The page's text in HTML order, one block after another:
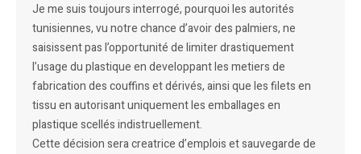
Je me suis toujours interrogé, pourquoi les autorités
tunisiennes, vu notre chance d’avoir des palmiers, ne
saisissent pas l’opportunité de limiter drastiquement
l’usage du plastique en developpant les metiers de
fabrication des couffins et dérivés, ainsi que les filets en
tissu en autorisant uniquement les emballages en
plastique scellés indistruellement.
Cette décision sera creatrice d’emplois et sauvegarde de